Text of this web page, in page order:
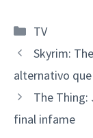
Categorías
TV
Skyrim:
alternativo
The Thing:
final infame